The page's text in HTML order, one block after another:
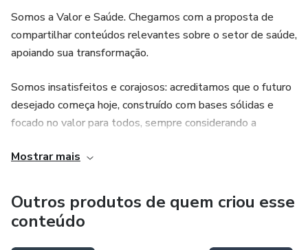
tecnologia em vantagem competitiva.
🔹 Para quem é este curso?
🔸 Médicos e profissionais da área
Somos a Valor e Saúde. Chegamos com a proposta de
compartilhar conteúdos relevantes sobre o setor de saúde,
apoiando sua transformação.
Somos insatisfeitos e corajosos: acreditamos que o futuro
desejado começa hoje, construído com bases sólidas e
focado no valor para todos, sempre considerando a
Mostrar mais
Outros produtos de quem criou esse
conteúdo